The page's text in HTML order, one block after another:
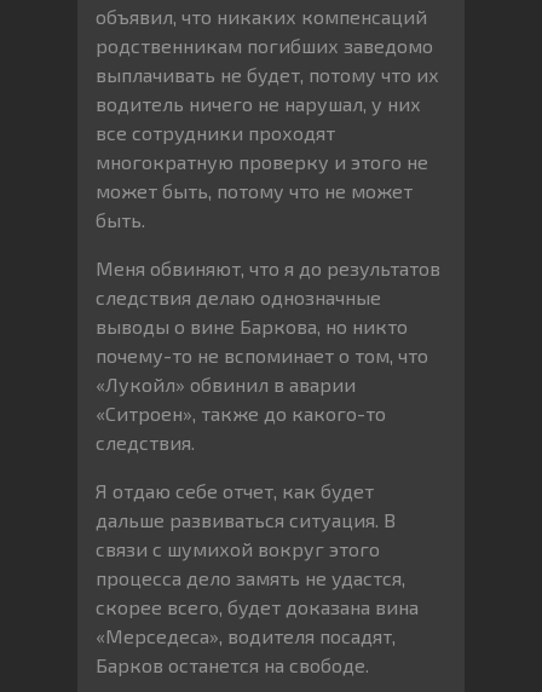
объявил, что никаких компенсаций
родственникам погибших заведомо
выплачивать не будет, потому что их
водитель ничего не нарушал, у них
все сотрудники проходят
многократную проверку и этого не
может быть, потому что не может
быть.
Меня обвиняют, что я до результатов
следствия делаю однозначные
выводы о вине Баркова, но никто
почему-то не вспоминает о том, что
«Лукойл» обвинил в аварии
«Ситроен», также до какого-то
следствия.
Я отдаю себе отчет, как будет
дальше развиваться ситуация. В
связи с шумихой вокруг этого
процесса дело замять не удастся,
скорее всего, будет доказана вина
«Мерседеса», водителя посадят,
Барков останется на свободе.